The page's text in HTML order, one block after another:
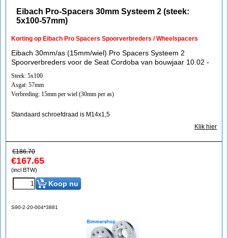
Eibach Pro-Spacers 30mm Systeem 2 (steek:
5x100-57mm)
Korting op Eibach Pro Spacers Spoorverbreders / Wheelspacers
Eibach 30mm/as (15mm/wiel) Pro Spacers Systeem 2
Spoorverbreders voor de Seat Cordoba van bouwjaar 10.02 -
Steek: 5x100
Asgat: 57mm
Verbreding: 15mm per wiel (30mm per as)
Standaard schroefdraad is M14x1,5
Klik hier
€186.70
€167.65
(incl BTW)
Koop nu
S90-2-20-004*3881